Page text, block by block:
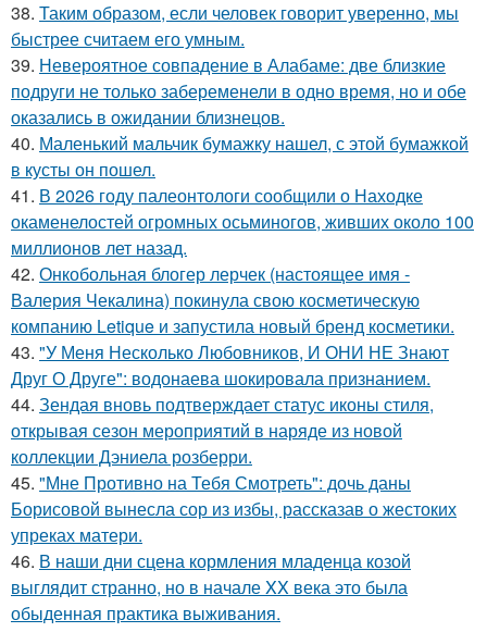
38. Таким образом, если человек говорит уверенно, мы
быстрее считаем его умным.
39. Невероятное совпадение в Алабаме: две близкие
подруги не только забеременели в одно время, но и обе
оказались в ожидании близнецов.
40. Маленький мальчик бумажку нашел, с этой бумажкой
в кусты он пошел.
41. В 2026 году палеонтологи сообщили о Находке
окаменелостей огромных осьминогов, живших около 100
миллионов лет назад.
42. Онкобольная блогер лерчек (настоящее имя -
Валерия Чекалина) покинула свою косметическую
компанию Letique и запустила новый бренд косметики.
43. "У Меня Несколько Любовников, И ОНИ НЕ Знают
Друг О Друге": водонаева шокировала признанием.
44. Зендая вновь подтверждает статус иконы стиля,
открывая сезон мероприятий в наряде из новой
коллекции Дэниела розберри.
45. "Мне Противно на Тебя Смотреть": дочь даны
Борисовой вынесла сор из избы, рассказав о жестоких
упреках матери.
46. В наши дни сцена кормления младенца козой
выглядит странно, но в начале XX века это была
обыденная практика выживания.